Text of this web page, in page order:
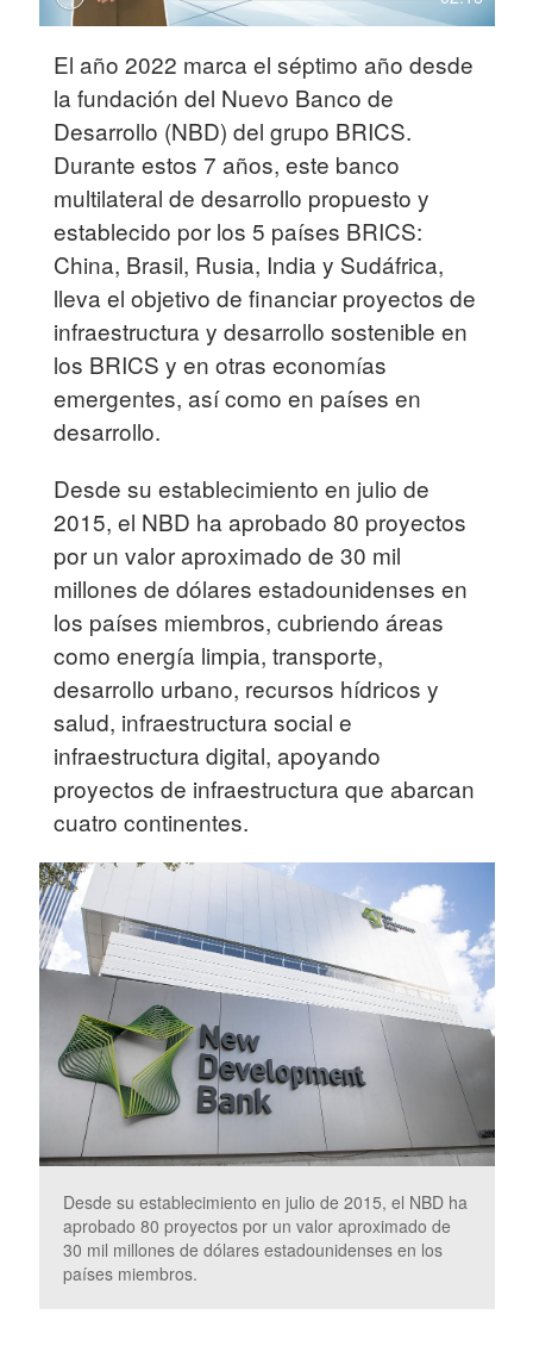
El año 2022 marca el séptimo año desde
la fundación del Nuevo Banco de
Desarrollo (NBD) del grupo BRICS.
Durante estos 7 años, este banco
multilateral de desarrollo propuesto y
establecido por los 5 países BRICS:
China, Brasil, Rusia, India y Sudáfrica,
lleva el objetivo de financiar proyectos de
infraestructura y desarrollo sostenible en
los BRICS y en otras economías
emergentes, así como en países en
desarrollo.
Desde su establecimiento en julio de
2015, el NBD ha aprobado 80 proyectos
por un valor aproximado de 30 mil
millones de dólares estadounidenses en
los países miembros, cubriendo áreas
como energía limpia, transporte,
desarrollo urbano, recursos hídricos y
salud, infraestructura social e
infraestructura digital, apoyando
proyectos de infraestructura que abarcan
cuatro continentes.
Desde su establecimiento en julio de 2015, el NBD ha
aprobado 80 proyectos por un valor aproximado de
30 mil millones de dólares estadounidenses en los
países miembros.